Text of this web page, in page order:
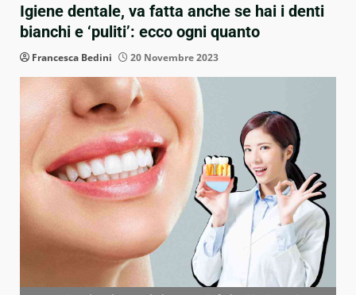
Igiene dentale, va fatta anche se hai i denti
bianchi e ‘puliti’: ecco ogni quanto
Francesca Bedini 20 Novembre 2023